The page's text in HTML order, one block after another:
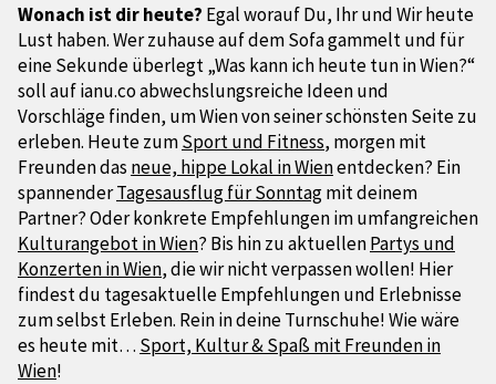
Wonach ist dir heute? Egal worauf Du, Ihr und Wir heute
Lust haben. Wer zuhause auf dem Sofa gammelt und für
eine Sekunde überlegt „Was kann ich heute tun in Wien?“
soll auf ianu.co abwechslungsreiche Ideen und
Vorschläge finden, um Wien von seiner schönsten Seite zu
erleben. Heute zumSport und Fitness, morgen mit
Freunden das neue, hippe Lokal in Wienentdecken? Ein
spannenderTagesausflug für Sonntagmit deinem
Partner? Oder konkrete Empfehlungen im umfangreichen
Kulturangebot in Wien? Bis hin zu aktuellenPartys und
Konzerten in Wien, die wir nicht verpassen wollen! Hier
findest du tagesaktuelle Empfehlungen und Erlebnisse
zum selbst Erleben. Rein in deine Turnschuhe! Wie wäre
es heute mit… Sport, Kultur & Spaß mit Freunden in
Wien!